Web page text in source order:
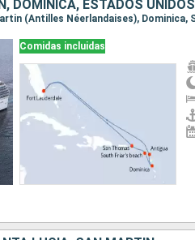
DOMINICA, ESTADOS UNIDOS
Comidas incluidas